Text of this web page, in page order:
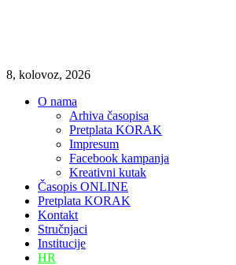
8, kolovoz, 2026
O nama
Arhiva časopisa
Pretplata KORAK
Impresum
Facebook kampanja
Kreativni kutak
Časopis ONLINE
Pretplata KORAK
Kontakt
Stručnjaci
Institucije
HR